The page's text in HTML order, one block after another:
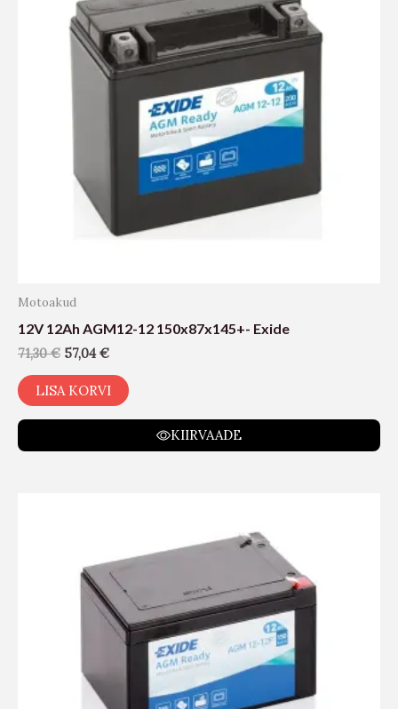
Motoakud
12V 12Ah AGM12-12 150x87x145+- Exide
71,30€ 57,04€
LISA KORVI
KIIRVAADE